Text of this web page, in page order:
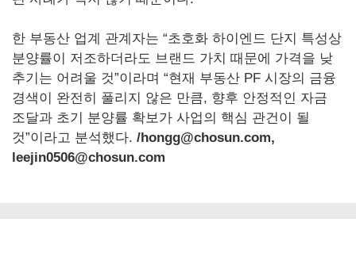
한 부동산 업계 관계자는 “초호화 하이엔드 단지 특성상
분양률이 저조하더라도 브랜드 가치 때문에 가격을 낮
추기는 어려울 것”이라며 “현재 부동산 PF 시장의 금융
경색이 완전히 풀리지 않은 만큼, 향후 안정적인 자금
조달과 초기 분양률 확보가 사업의 핵심 관건이 될
것”이라고 분석했다. /hongg@chosun.com,
leejin0506@chosun.com